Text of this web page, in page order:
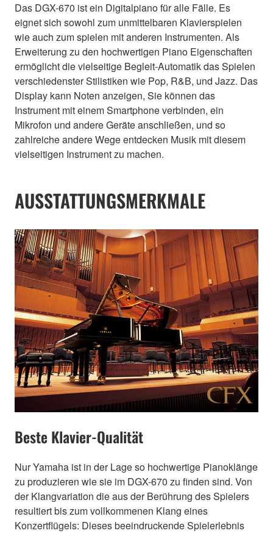
Das DGX-670 ist ein Digitalpiano für alle Fälle. Es
eignet sich sowohl zum unmittelbaren Klavierspielen
wie auch zum spielen mit anderen Instrumenten. Als
Erweiterung zu den hochwertigen Piano Eigenschaften
ermöglicht die vielseitige Begleit-Automatik das Spielen
verschiedenster Stilistiken wie Pop, R&B, und Jazz. Das
Display kann Noten anzeigen, Sie können das
Instrument mit einem Smartphone verbinden, ein
Mikrofon und andere Geräte anschließen, und so
zahlreiche andere Wege entdecken Musik mit diesem
vielseitigen Instrument zu machen.
AUSSTATTUNGSMERKMALE
Beste Klavier-Qualität
Nur Yamaha ist in der Lage so hochwertige Pianoklänge
zu produzieren wie sie im DGX-670 zu finden sind. Von
der Klangvariation die aus der Berührung des Spielers
resultiert bis zum vollkommenen Klang eines
Konzertflügels: Dieses beeindruckende Spielerlebnis